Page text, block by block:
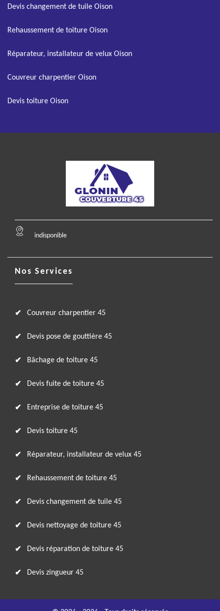
Devis changement de tuile Oison
Rehaussement de toiture Oison
Réparateur, installateur de velux Oison
Couvreur charpentier Oison
Devis toiture Oison
indisponible
Nos Services
Couvreur charpentier 45
Devis pose de gouttière 45
Bâchage de toiture 45
Devis fuite de toiture 45
Entreprise de toiture 45
Devis toiture 45
Réparateur, installateur de velux 45
Rehaussement de toiture 45
Devis changement de tuile 45
Devis nettoyage de toiture 45
Devis réparation de toiture 45
Devis zingueur 45